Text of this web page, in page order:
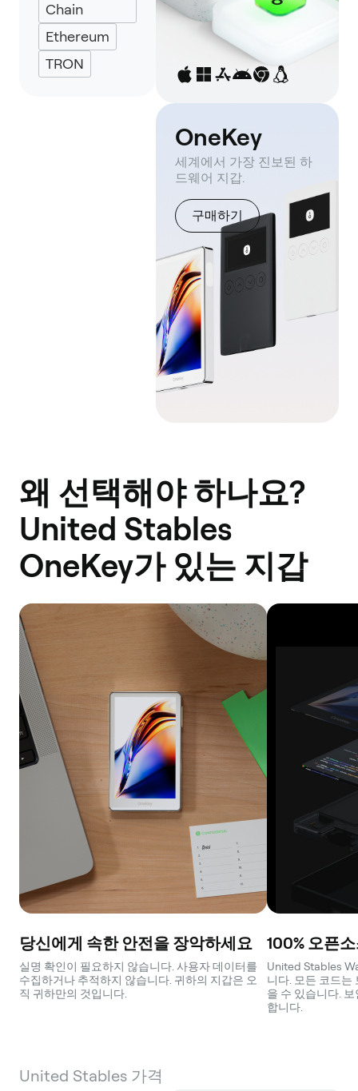
Chain
Ethereum
TRON
OneKey
세계에서 가장 진보된 하
드웨어 지갑.
구매하기
왜 선택해야 하나요?
United Stables
OneKey가 있는 지갑
당신에게 속한 안전을 장악하세요
실명 확인이 필요하지 않습니다. 사용자 데이터를
수집하거나 추적하지 않습니다. 귀하의 지갑은 오
직 귀하만의 것입니다.
100% 오픈
United Stables
니다. 모든 코드는
을 수 있습니다.
합니다.
United Stables 가격